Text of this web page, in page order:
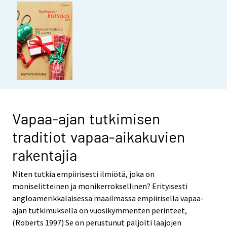
Vapaa-ajan tutkimisen
traditiot vapaa-aikakuvien
rakentajia
Miten tutkia empiirisesti ilmiötä, joka on
moniselitteinen ja monikerroksellinen? Erityisesti
angloamerikkalaisessa maailmassa empiirisellä vapaa-
ajan tutkimuksella on vuosikymmenten perinteet,
(Roberts 1997) Se on perustunut paljolti laajojen